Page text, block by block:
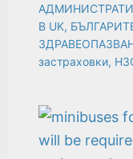
В UK,
застраховки,